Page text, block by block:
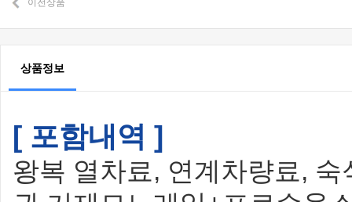
이전상품
상품정보
[ 포함내역 ]
왕복 열차료, 연계차량료,